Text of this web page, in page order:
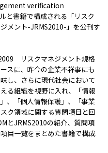
verification
と書籍で構成される「リスク
メント-JRMS2010-」を公刊す
リスクマネジメント規格
スに、昨今の企業不祥事にも
し、さらに現代社会において
る組織を視野に入れ、「情報
、「個人情報保護」、「事業
ク領域に関する質問項目と回
とJRMS2010の紹介、質問項
目一覧をまとめた書籍で構成